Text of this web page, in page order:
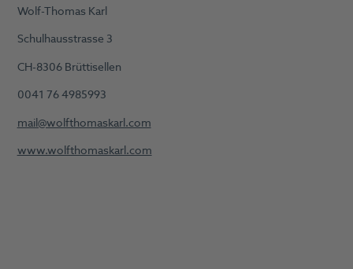
Wolf-Thomas Karl
Schulhausstrasse 3
CH-8306 Brüttisellen
0041 76 4985993
mail@wolfthomaskarl.com
www.wolfthomaskarl.com